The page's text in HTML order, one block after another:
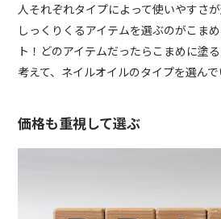
人それぞれタイプによって使いやすさ
しっくりくるアイテムを選ぶのがこま
ト！どのアイテムだったらこまめに塗
考えて、ネイルオイルのタイプを選んで
価格も重視して選ぶ